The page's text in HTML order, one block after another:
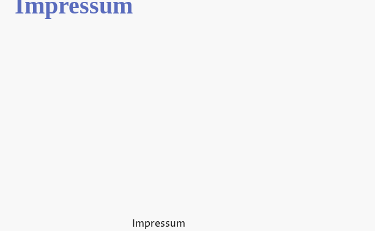
Impressum